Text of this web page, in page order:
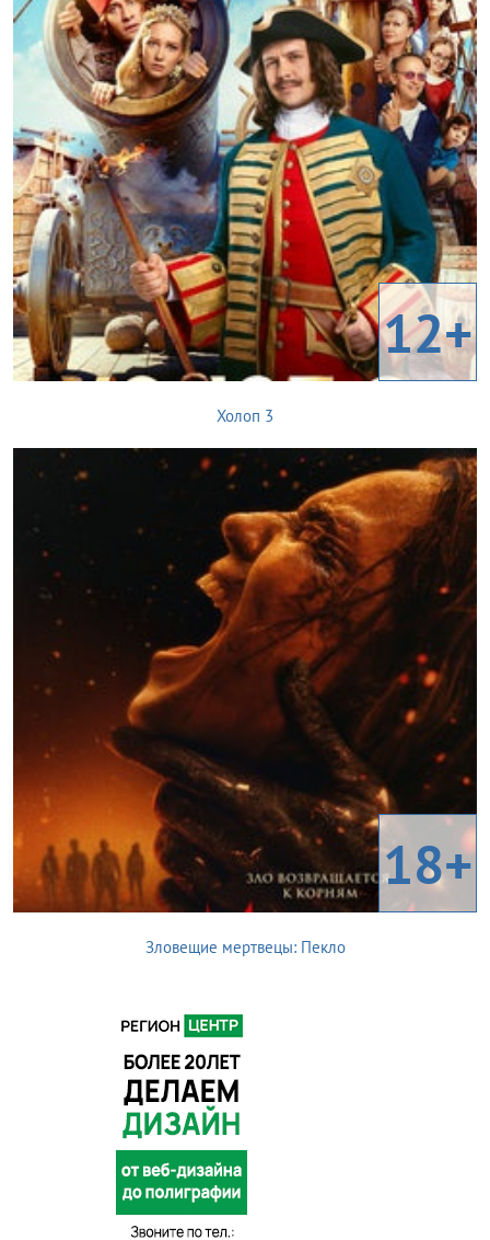
12+
Холоп 3
18+
Зловещие мертвецы: Пекло